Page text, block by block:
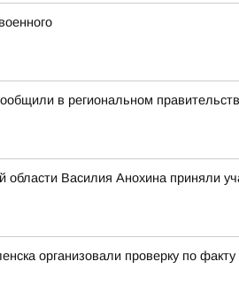
в региональном
Василия Анохина приняли
организовали проверку по